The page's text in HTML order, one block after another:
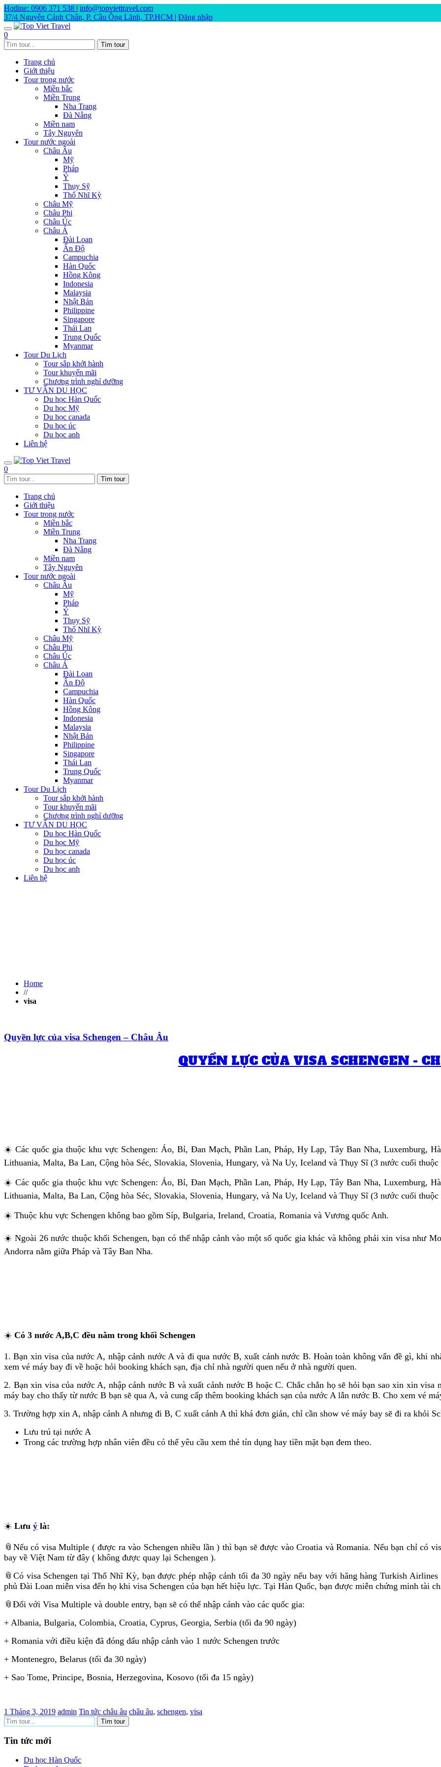
Hotline: 0906 371 538 | info@topviettravel.com
37/4 Nguyễn Cảnh Chân, P. Cầu Ông Lãnh, TP.HCM | Đăng nhập
0
Trang chủ
Giới thiệu
Tour trong nước
Miền bắc
Miền Trung
Nha Trang
Đà Nẵng
Miền nam
Tây Nguyên
Tour nước ngoài
Châu Âu
Mỹ
Pháp
Ý
Thụy Sỹ
Thổ Nhĩ Kỳ
Châu Mỹ
Châu Phi
Châu Úc
Châu Á
Đài Loan
Ấn Độ
Campuchia
Hàn Quốc
Hồng Kông
Indonesia
Malaysia
Nhật Bản
Philippine
Singapore
Thái Lan
Trung Quốc
Myanmar
Tour Du Lịch
Tour sắp khởi hành
Tour khuyến mãi
Chương trình nghỉ dưỡng
TƯ VẤN DU HỌC
Du học Hàn Quốc
Du học Mỹ
Du học canada
Du học úc
Du học anh
Liên hệ
0
Trang chủ
Giới thiệu
Tour trong nước
Miền bắc
Miền Trung
Nha Trang
Đà Nẵng
Miền nam
Tây Nguyên
Tour nước ngoài
Châu Âu
Mỹ
Pháp
Ý
Thụy Sỹ
Thổ Nhĩ Kỳ
Châu Mỹ
Châu Phi
Châu Úc
Châu Á
Đài Loan
Ấn Độ
Campuchia
Hàn Quốc
Hồng Kông
Indonesia
Malaysia
Nhật Bản
Philippine
Singapore
Thái Lan
Trung Quốc
Myanmar
Tour Du Lịch
Tour sắp khởi hành
Tour khuyến mãi
Chương trình nghỉ dưỡng
TƯ VẤN DU HỌC
Du học Hàn Quốc
Du học Mỹ
Du học canada
Du học úc
Du học anh
Liên hệ
Home
//
visa
Quyền lực của visa Schengen – Châu Âu
QUYỀN LỰC CỦA VISA SCHENGEN -
☀️ Các quốc gia thuộc khu vực Schengen: Áo, Bỉ, Đan Mạch, Phần Lan, Pháp, Hy Lạp, Tây Ban Nha, Luxemburg,
Lithuania, Malta, Ba Lan, Cộng hòa Séc, Slovakia, Slovenia, Hungary, và Na Uy, Iceland và Thụy Sĩ (3 nước cuối
☀️ Các quốc gia thuộc khu vực Schengen: Áo, Bỉ, Đan Mạch, Phần Lan, Pháp, Hy Lạp, Tây Ban Nha, Luxemburg,
Lithuania, Malta, Ba Lan, Cộng hòa Séc, Slovakia, Slovenia, Hungary, và Na Uy, Iceland và Thụy Sĩ (3 nước cuối
☀️ Thuộc khu vực Schengen không bao gồm Síp, Bulgaria, Ireland, Croatia, Romania và Vương quốc Anh.
☀️ Ngoài 26 nước thuộc khối Schengen, bạn có thể nhập cảnh vào một số quốc gia khác và không phải xin visa như
Andorra nằm giữa Pháp và Tây Ban Nha.
☀️ Có 3 nước A,B,C đều nằm trong khối Schengen
1. Bạn xin visa của nước A, nhập cảnh nước A và đi qua nước B, xuất cảnh nước B. Hoàn toàn không vấn đề gì, khi
xem vé máy bay đi về hoặc hỏi booking khách sạn, địa chỉ nhà người quen nếu ở nhà người quen.
2. Bạn xin visa của nước A, nhập cảnh nước B và xuất cảnh nước B hoặc C. Chắc chắn họ sẽ hỏi bạn sao xin xin visa
máy bay cho thấy từ nước B bạn sẽ qua A, và cung cấp thêm booking khách sạn của nước A lẫn nước B. Cho xem vé
3. Trường hợp xin A, nhập cảnh A nhưng đi B, C xuất cảnh A thì khá đơn giản, chỉ cần show vé máy bay sẽ đi ra khỏi
Lưu trú tại nước A
Trong các trường hợp nhân viên đều có thể yêu cầu xem thẻ tín dụng hay tiền mặt bạn đem theo.
☀️ Lưu ý là:
📎Nếu có visa Multiple ( được ra vào Schengen nhiều lần ) thì bạn sẽ được vào Croatia và Romania. Nếu bạn chỉ có
bay về Việt Nam từ đây ( không được quay lại Schengen ).
📎Có visa Schengen tại Thổ Nhĩ Kỳ, bạn được phép nhập cảnh tối đa 30 ngày nếu bay với hãng hàng Turkish
phủ Đài Loan miễn visa đến họ khi visa Schengen của bạn hết hiệu lực. Tại Hàn Quốc, bạn được miễn chứng minh tài
📎Đối với Visa Multiple và double entry, bạn sẽ có thể nhập cảnh vào các quốc gia:
+ Albania, Bulgaria, Colombia, Croatia, Cyprus, Georgia, Serbia (tối đa 90 ngày)
+ Romania với điều kiện đã đóng dấu nhập cảnh vào 1 nước Schengen trước
+ Montenegro, Belarus (tối đa 30 ngày)
+ Sao Tome, Principe, Bosnia, Herzegovina, Kosovo (tối đa 15 ngày)
1 Tháng 3, 2019 admin Tin tức châu âu châu âu, schengen, visa
Tin tức mới
Du học Hàn Quốc